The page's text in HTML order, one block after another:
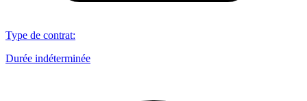
Type de contrat:
Durée indéterminée